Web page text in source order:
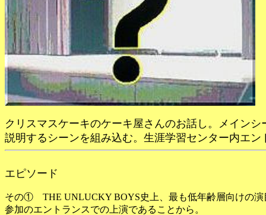
クリスマスケーキのケーキ屋さんのお話し。メイン
説明するシーンを組み込む。生涯学習センター内エン
エピソード
その① THE UNLUCKY BOYS史上、最も低年齢層向けの演
参加のエントランスでの上演であることから。